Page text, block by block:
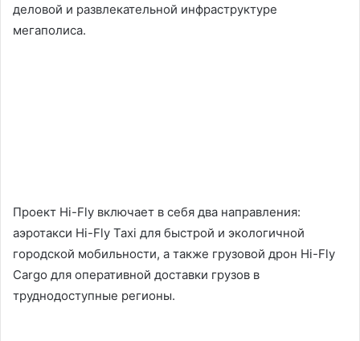
деловой и развлекательной инфраструктуре
мегаполиса.
Проект Hi-Fly включает в себя два направления:
аэротакси Hi-Fly Taxi для быстрой и экологичной
городской мобильности, а также грузовой дрон Hi-Fly
Cargo для оперативной доставки грузов в
труднодоступные регионы.